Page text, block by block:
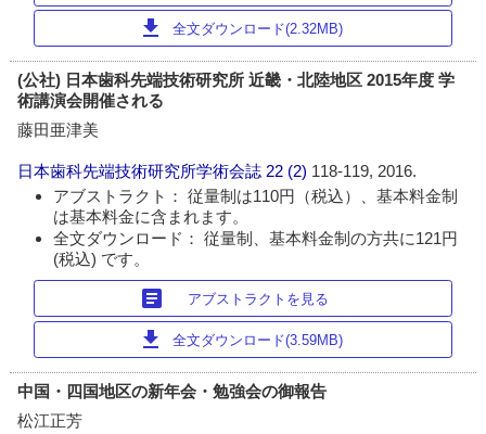
download 全文ダウンロード(2.32MB)
(公社) 日本歯科先端技術研究所 近畿・北陸地区 2015年度 学
術講演会開催される
藤田亜津美
日本歯科先端技術研究所学術会誌 22 (2) 118-119, 2016.
アブストラクト： 従量制は110円（税込）、基本料金制
は基本料金に含まれます。
全文ダウンロード： 従量制、基本料金制の方共に121円
(税込) です。
article アブストラクトを見る
download 全文ダウンロード(3.59MB)
中国・四国地区の新年会・勉強会の御報告
松江正芳